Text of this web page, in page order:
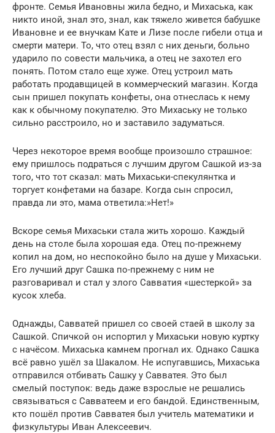
фронте. Семья Ивановны жила бедно, и Михаська, как
никто иной, знал это, знал, как тяжело живется бабушке
Ивановне и ее внучкам Кате и Лизе после гибели отца и
смерти матери. То, что отец взял с них деньги, больно
ударило по совести мальчика, а отец не захотел его
понять. Потом стало еще хуже. Отец устроил мать
работать продавщицей в коммерческий магазин. Когда
сын пришел покупать конфеты, она отнеслась к нему
как к обычному покупателю. Это Михаську не только
сильно расстроило, но и заставило задуматься.
Через некоторое время вообще произошло страшное:
ему пришлось подраться с лучшим другом Сашкой из-за
того, что тот сказал: мать Михаськи-спекулянтка и
торгует конфетами на базаре. Когда сын спросил,
правда ли это, мама ответила:»Нет!»
Вскоре семья Михаськи стала жить хорошо. Каждый
день на столе была хорошая еда. Отец по-прежнему
копил на дом, но неспокойно было на душе у Михаськи.
Его лучший друг Сашка по-прежнему с ним не
разговаривал и стал у злого Савватия «шестеркой» за
кусок хлеба.
Однажды, Савватей пришел со своей стаей в школу за
Сашкой. Спичкой он испортил у Михаськи новую куртку
с начёсом. Михаська камнем прогнал их. Однако Сашка
всё равно ушёл за Шакалом. Не испугавшись, Михаська
отправился отбивать Сашку у Савватея. Это был
смелый поступок: ведь даже взрослые не решались
связываться с Савватеем и его бандой. Единственным,
кто пошёл против Савватея был учитель математики и
физкультуры Иван Алексеевич.